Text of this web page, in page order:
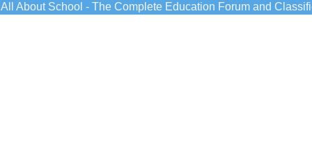
All About School - The Complete Education Forum and